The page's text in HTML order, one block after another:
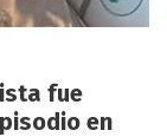
fue
en